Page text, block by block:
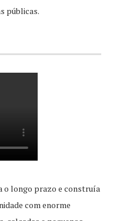
públicas.
o longo prazo e construía
com enorme